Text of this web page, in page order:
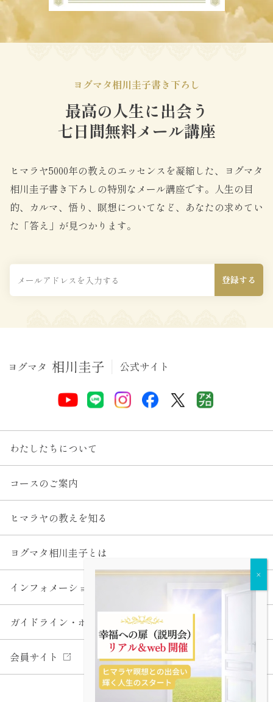
ヨグマタ相川圭子書き下ろし
最高の人生に出会う
七日間無料メール講座
ヒマラヤ5000年の教えのエッセンスを凝縮した、ヨグマタ
相川圭子書き下ろしの特別なメール講座です。 人生の目
的、カルマ、悟り、瞑想についてなど、あなたの求めてい
た「答え」が見つかります。
わたしたちについて
コースのご案内
ヒマラヤの教えを知る
ヨグマタ相川圭子とは
インフォメーション
ガイドライン・ポリシー
会員サイト